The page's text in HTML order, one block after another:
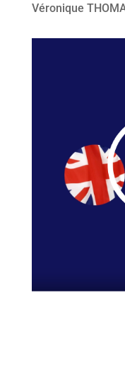
Véronique